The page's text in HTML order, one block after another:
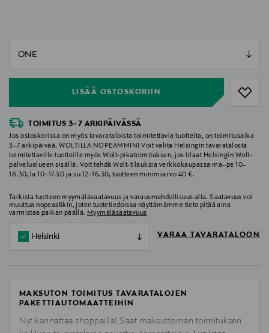
LISÄÄ OSTOSKORIIN
TOIMITUS 3–7 ARKIPÄIVÄSSÄ
Jos ostoskorissa on myös tavarataloista toimitettavia tuotteita, on toimitusaika
3–7 arkipäivää. WOLTILLA NOPEAMMIN! Voit valita Helsingin tavaratalosta
toimitettaville tuotteille myös Wolt-pikatoimituksen, jos tilaat Helsingin Wolt-
palvelualueen sisällä. Voit tehdä Wolt-tilauksia verkkokaupassa ma–pe 10–
18.30, la 10–17.30 ja su 12–16.30, tuotteen minimiarvo 40 €.
Tarkista tuotteen myymäläsaatavuus ja varausmahdollisuus alta. Saatavuus voi
muuttua nopeastikin, joten tuotetiedoissa näyttämämme tieto pitää aina
varmistaa paikan päällä. Myymäläsaatavuus
Helsinki VARAA TAVARATALOON
MAKSUTON TOIMITUS TAVARATALOJEN
PAKETTIAUTOMAATTEIHIN
Nyt kannattaa shoppailla! Saat maksuttoman toimituksen